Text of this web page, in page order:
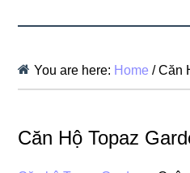
You are here: Home /Căn
Căn Hộ Topaz